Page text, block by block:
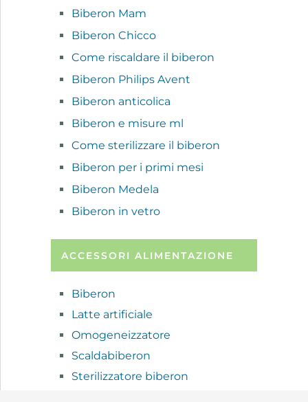
Biberon Mam
Biberon Chicco
Come riscaldare il biberon
Biberon Philips Avent
Biberon anticolica
Biberon e misure ml
Come sterilizzare il biberon
Biberon per i primi mesi
Biberon Medela
Biberon in vetro
ACCESSORI ALIMENTAZIONE
Biberon
Latte artificiale
Omogeneizzatore
Scaldabiberon
Sterilizzatore biberon